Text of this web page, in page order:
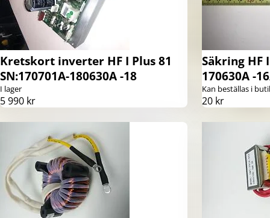
Kretskort inverter HF I Plus 81
SN:170701A-180630A -18
I lager
5 990 kr
Säkring HF
170630A -
Kan beställas i
20 kr